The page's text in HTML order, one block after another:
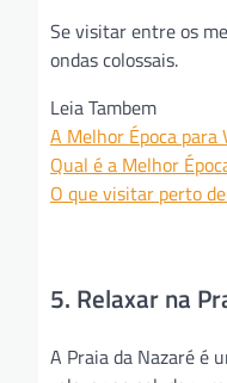
Se visitar entre os
ondas colossais.
Leia Tambem
A Melhor Época para
Qual é a Melhor
O que visitar perto
5. Relaxar na
A Praia da Nazaré é